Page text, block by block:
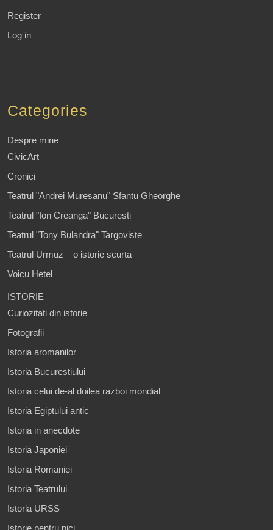
Register
Log in
Categories
Despre mine
CivicArt
Cronici
Teatrul "Andrei Muresanu" Sfantu Gheorghe
Teatrul "Ion Creanga" Bucuresti
Teatrul "Tony Bulandra" Targoviste
Teatrul Urmuz – o istorie scurta
Voicu Hetel
ISTORIE
Curiozitati din istorie
Fotografii
Istoria aromanilor
Istoria Bucurestiului
Istoria celui de-al doilea razboi mondial
Istoria Egiptului antic
Istoria in anecdote
Istoria Japoniei
Istoria Romaniei
Istoria Teatrului
Istoria URSS
Istorie pentru pici